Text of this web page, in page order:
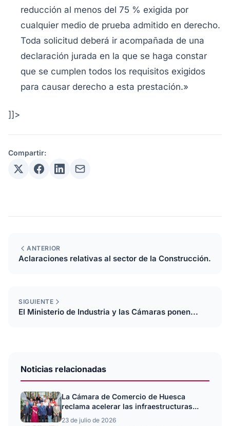
reducción al menos del 75 % exigida por
cualquier medio de prueba admitido en derecho.
Toda solicitud deberá ir acompañada de una
declaración jurada en la que se haga constar
que se cumplen todos los requisitos exigidos
para causar derecho a esta prestación.»
]]>
Compartir:
ANTERIOR
Aclaraciones relativas al sector de la Construcción.
SIGUIENTE
El Ministerio de Industria y las Cámaras ponen...
Noticias relacionadas
La Cámara de Comercio de Huesca
reclama acelerar las infraestructuras...
23 de julio de 2026